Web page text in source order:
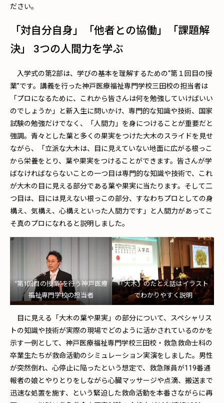
ださい。
「対自分自身」「他者との協働」「課題解
決」 3つの人間力を学ぶ
入学式の第2部は、学びの基本を理解するための“第１回目の授
業”です。講義を行った神戸医療福祉専門学校三田校の担当者は
「プロになるために、これから皆さんは何を勉強していけばいい
のでしょうか」と新入生に問いかけ、専門的な知識や技術、国家
試験の勉強だけでなく、「人間力」を身につけることが重要だと
強調。青々とした葉と多くの果実をつけた大木のスライドを見せ
ながら、「立派な大木は、目に見えていない地面に広がる根っこ
から栄養をとり、葉や果実をつけることができます。皆さんが学
ばなければならないことの一つ目は専門的な知識や技術で、これ
が大木の目に見える部分である葉や果実に当たります。そして二
つ目は、目には見えない根っこの部分、すなわちプロとしての身
構え、気構え、心構えといった人間力です」と人間力があってこ
そ真のプロになれると説明しました。
“第1回目の授業”を行う神戸医療
福祉専門学校の担当者
「大木」のたとえ話はイラスト
でわかりやすく説明
目に見える「大木の葉や果実」の部分について、スペシャリス
トの知識や技術が実際の現場でどのように活かされているのかを
示す一例として、神戸医療福祉専門学校三田校・救急救命士科の
卒業生たちが救命活動のシミュレーション実演をしました。男性
が突然倒れ、心停止に陥ったという想定で、救急隊員が119番通
報者の娘とやりとりをしながら心臓マッサージや点滴、搬送まで
迅速な処置を施す、という緊迫した救命活動を本番さながらに再